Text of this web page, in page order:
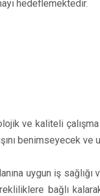
hedeflemektedir.
ve kaliteli
benimseyecek ve
uygun iş
bağlı